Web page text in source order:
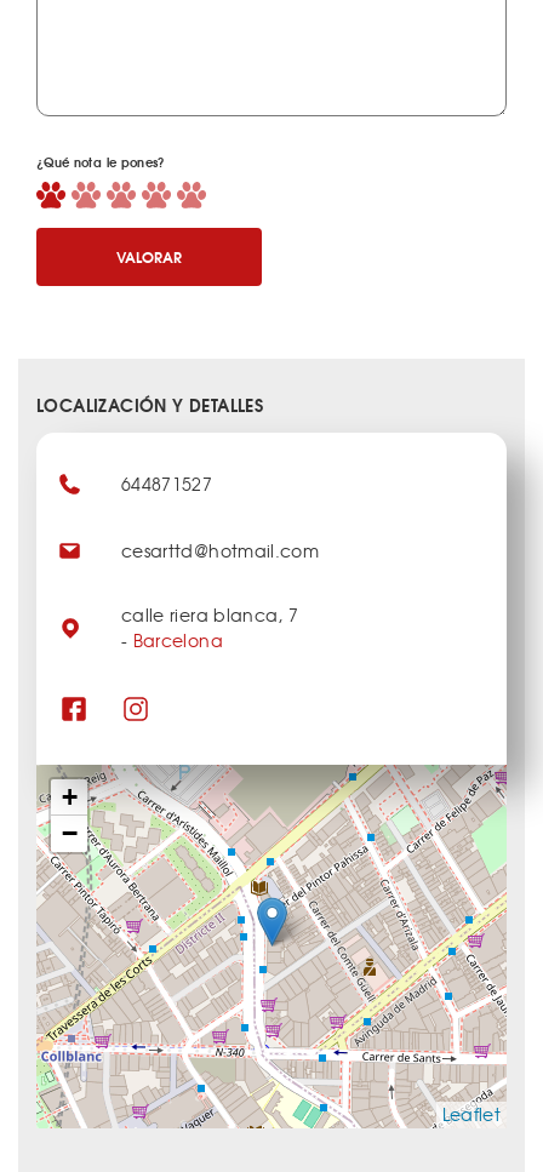
¿Qué nota le pones?
VALORAR
LOCALIZACIÓN Y DETALLES
+
−
Leaflet
644871527
cesarttd@hotmail.com
calle riera blanca, 7
- Barcelona